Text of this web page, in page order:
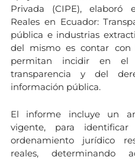
Privada (CIPE), elaboró
Reales en Ecuador:
pública e industrias
del mismo es contar con
permitan incidir en el
transparencia y del
información pública.
El informe incluye un
vigente, para
ordenamiento jurídico
reales,